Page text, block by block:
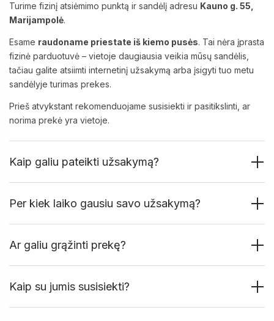
Turime fizinį atsiėmimo punktą ir sandėlį adresu Kauno g. 55,
Marijampolė.
Esame raudoname priestate iš kiemo pusės. Tai nėra įprasta
fizinė parduotuvė – vietoje daugiausia veikia mūsų sandėlis,
tačiau galite atsiimti internetinį užsakymą arba įsigyti tuo metu
sandėlyje turimas prekes.
Prieš atvykstant rekomenduojame susisiekti ir pasitikslinti, ar
norima prekė yra vietoje.
Kaip galiu pateikti užsakymą?
Per kiek laiko gausiu savo užsakymą?
Ar galiu grąžinti prekę?
Kaip su jumis susisiekti?